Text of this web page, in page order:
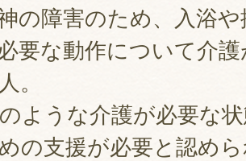
の障害のため、入浴
要な動作について介
。
ような介護が必要な
の支援が必要と認め